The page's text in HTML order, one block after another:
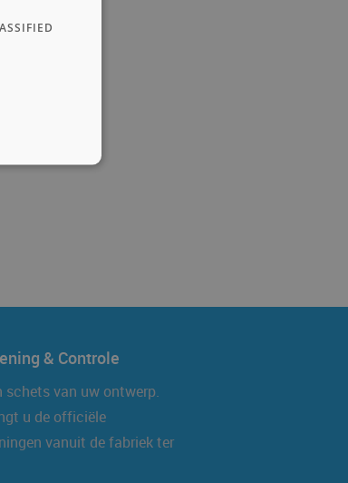
& Controle
schets van uw ontwerp.
u de officiële
vanuit de fabriek ter